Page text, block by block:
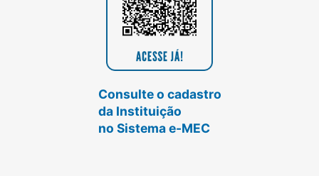
Consulte o cadastro
da Instituição
no Sistema e-MEC